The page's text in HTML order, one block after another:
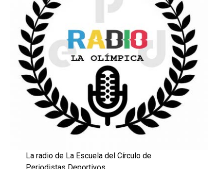
La radio de La Escuela del Círculo de